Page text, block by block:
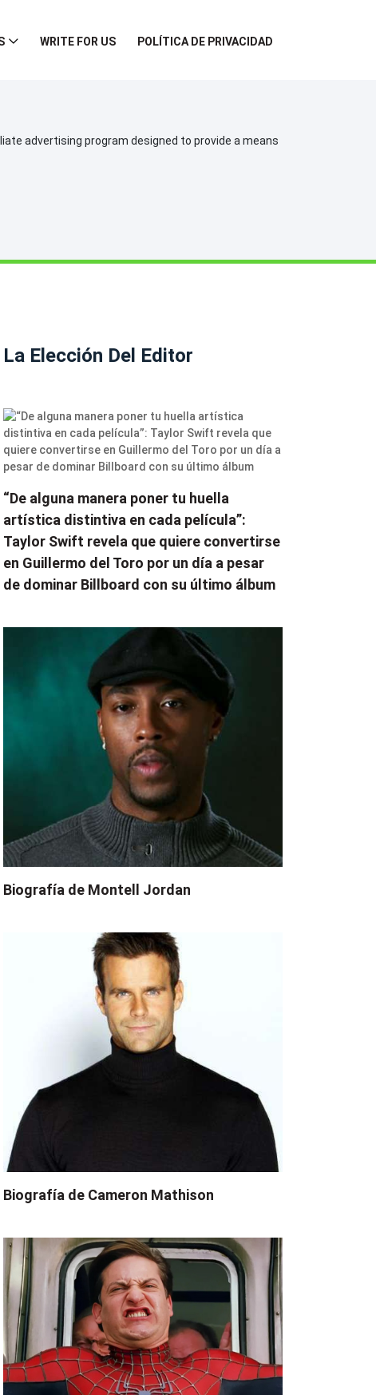
WRITE FOR US POLÍTICA DE PRIVACIDAD
advertising program designed to provide a means
La Elección Del Editor
“De alguna manera poner tu huella
artística distintiva en cada película”:
Taylor Swift revela que quiere convertirse
en Guillermo del Toro por un día a pesar
de dominar Billboard con su último álbum
Biografía de Montell Jordan
Biografía de Cameron Mathison